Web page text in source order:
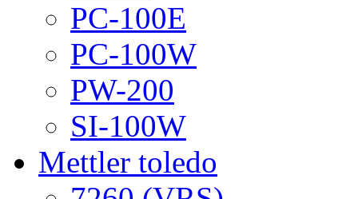
PC-100E
PC-100W
PW-200
SI-100W
Mettler toledo